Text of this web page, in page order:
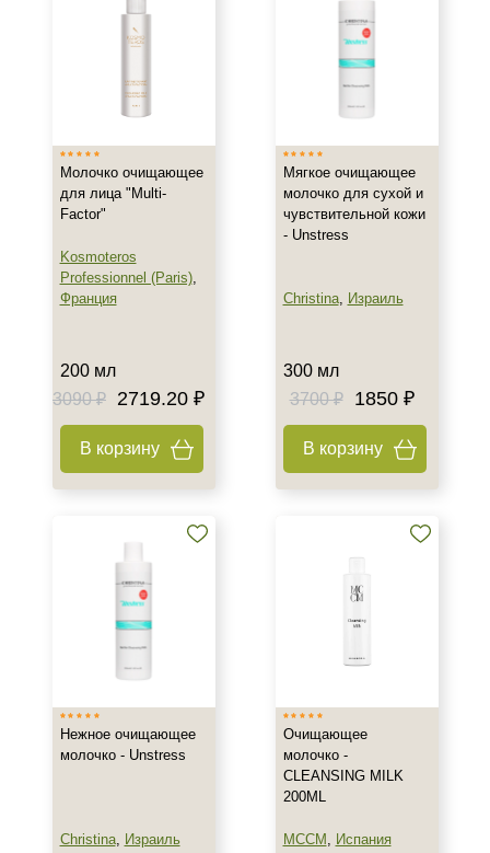
Время применения
Процедура
Молочко очищающее
для лица "Multi-
Factor"
Kosmoteros
Professionnel (Paris),
Франция
200 мл
3090 ₽
2719.20 ₽
В корзину
Мягкое очищающее
молочко для сухой и
чувствительной кожи
- Unstress
Christina, Израиль
300 мл
3700 ₽
1850 ₽
В корзину
Нежное очищающее
молочко - Unstress
Christina, Израиль
Очищающее
молочко -
CLEANSING MILK
200ML
MCCM , Испания